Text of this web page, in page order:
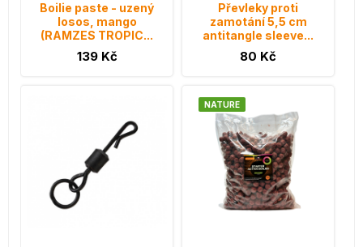
Boilie paste - uzený
losos, mango
(RAMZES TROPIC...
139 Kč
Převleky proti
zamotání 5,5 cm
antitangle sleeve...
80 Kč
NATURE